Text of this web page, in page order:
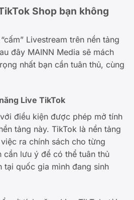
Shop bạn không
Livestream trên nền tảng
đây MAINN Media sẽ mách
nhất bạn cần tuân thủ, cùng
Live TikTok
điều kiện được phép mở tính
tảng này. TikTok là nền tảng
ra chính sách cho từng
lưu ý để có thể tuân thủ
tại quốc gia mình đang sinh